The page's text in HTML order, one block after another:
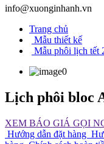
info@xuonginhanh.vn
Trang chủ
Mẫu thiết kế
Mẫu phôi lịch tết
Lịch phôi bloc
XEM BÁO GIÁ GỌI
Hướng dẫn đặt hàng